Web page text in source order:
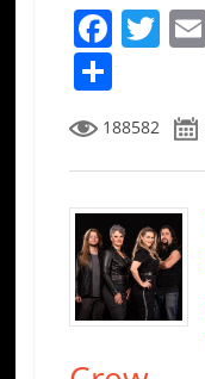
F
e
b
o
o
k
T
itt
er
o
m
p
ar
til
h
ar
188582